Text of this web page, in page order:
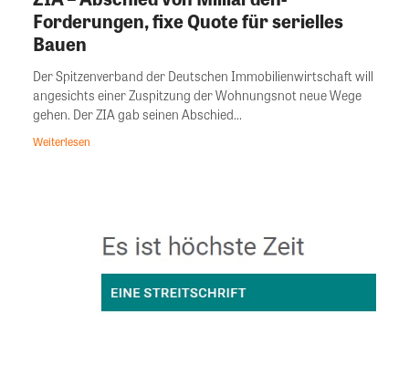
Forderungen, fixe Quote für serielles
Bauen
Der Spitzenverband der Deutschen Immobilienwirtschaft will
angesichts einer Zuspitzung der Wohnungsnot neue Wege
gehen. Der ZIA gab seinen Abschied...
Weiterlesen